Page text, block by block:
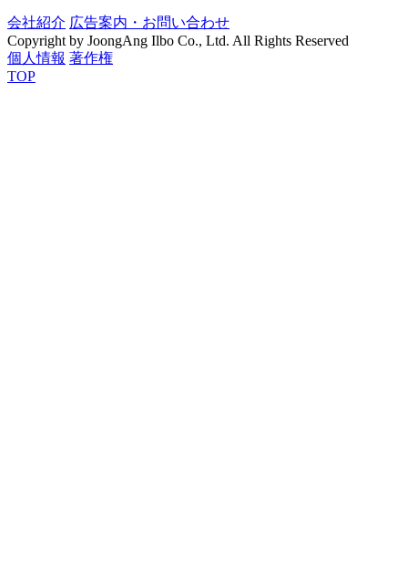
会社紹介 広告案内・お問い合わせ
Copyright by JoongAng Ilbo Co., Ltd. All Rights Reserved
個人情報 著作権
TOP